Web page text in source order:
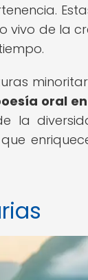
vivo de la
oral
la